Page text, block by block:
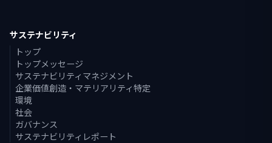
サステナビリティ
トップ
トップメッセージ
サステナビリティマネジメント
企業価値創造・マテリアリティ特定
環境
社会
ガバナンス
サステナビリティレポート